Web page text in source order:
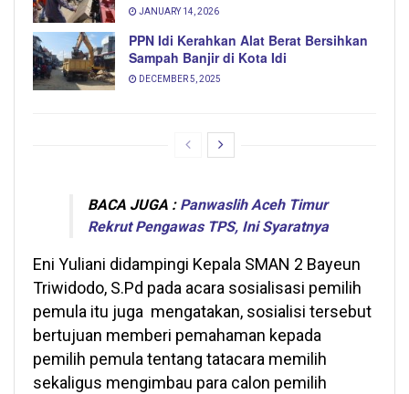
JANUARY 14, 2026
PPN Idi Kerahkan Alat Berat Bersihkan
Sampah Banjir di Kota Idi
DECEMBER 5, 2025
BACA JUGA : Panwaslih Aceh Timur
Rekrut Pengawas TPS, Ini Syaratnya
Eni Yuliani didampingi Kepala SMAN 2 Bayeun
Triwidodo, S.Pd pada acara sosialisasi pemilih
pemula itu juga mengatakan, sosialisi tersebut
bertujuan memberi pemahaman kepada
pemilih pemula tentang tatacara memilih
sekaligus mengimbau para calon pemilih